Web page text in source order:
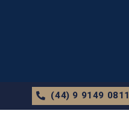
(44) 9 9149 0811